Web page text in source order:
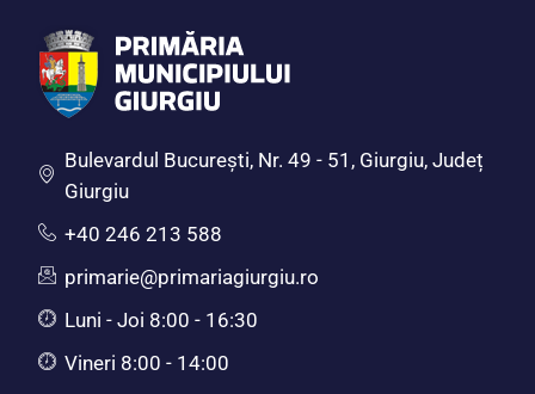
Bulevardul Bucureşti, Nr. 49 - 51, Giurgiu, Județ
Giurgiu
+40 246 213 588
primarie@primariagiurgiu.ro
Luni - Joi 8:00 - 16:30
Vineri 8:00 - 14:00